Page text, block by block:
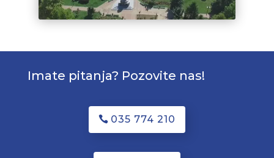
Imate pitanja? Pozovite nas!
035 774 210